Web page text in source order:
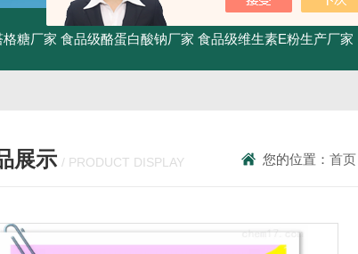
糖厂家 食品级酪蛋白酸钠厂家 食品级维生素E粉生产厂家
展示 / PRODUCT DISPLAY 您的位置：首页